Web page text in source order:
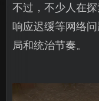
不过，不少人在
响应迟缓等网络
局和统治节奏。